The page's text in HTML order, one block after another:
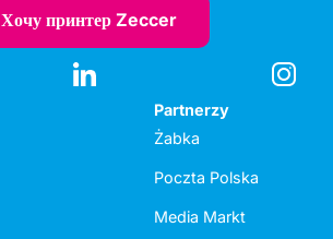
Хочу принтер Zeccer
Partnerzy
Żabka
Poczta Polska
Media Markt